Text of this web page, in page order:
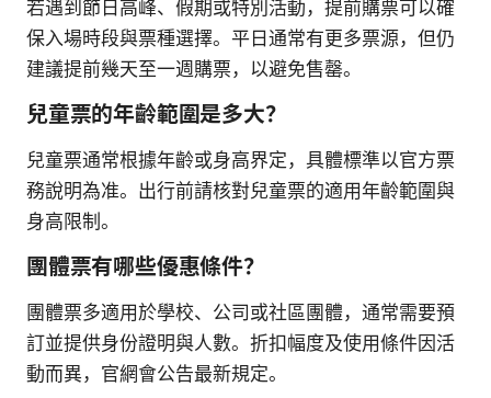
若遇到節日高峰、假期或特別活動，提前購票可以確
保入場時段與票種選擇。平日通常有更多票源，但仍
建議提前幾天至一週購票，以避免售罄。
兒童票的年齡範圍是多大？
兒童票通常根據年齡或身高界定，具體標準以官方票
務說明為准。出行前請核對兒童票的適用年齡範圍與
身高限制。
團體票有哪些優惠條件？
團體票多適用於學校、公司或社區團體，通常需要預
訂並提供身份證明與人數。折扣幅度及使用條件因活
動而異，官網會公告最新規定。